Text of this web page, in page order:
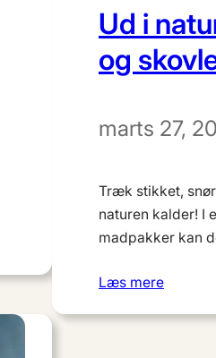
Ud i
og
marts 27,
Træk stikket,
naturen kalder! I
madpakker kan
Læs mere